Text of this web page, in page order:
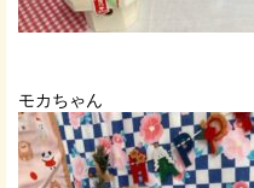
モカちゃん